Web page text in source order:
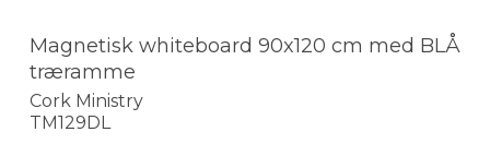
Magnetisk whiteboard 90x120 cm med BLÅ
træramme
Cork Ministry
TM129DL